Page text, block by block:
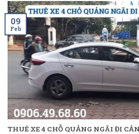
THUÊ XE 4 CHỖ QUẢNG NGÃI ĐI
09
Feb